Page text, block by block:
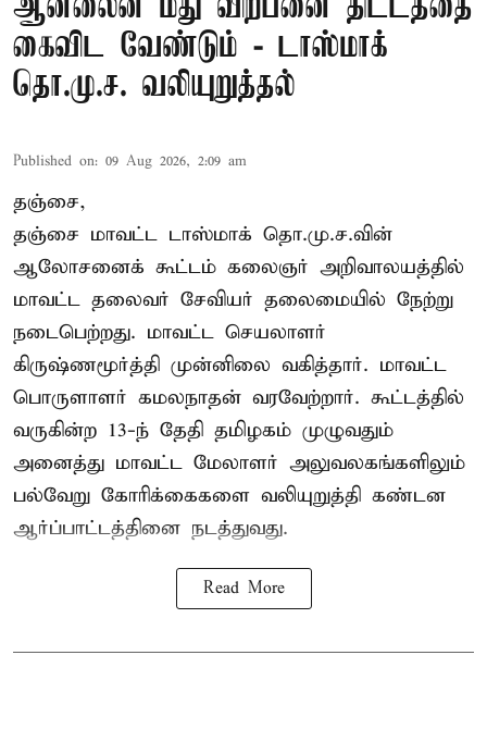
ஆன்லைன் மது விற்பனை திட்டத்தை
கைவிட வேண்டும் - டாஸ்மாக்
தொ.மு.ச. வலியுறுத்தல்
Published on: 09 Aug 2026, 2:09 am
தஞ்சை,
தஞ்சை மாவட்ட டாஸ்மாக் தொ.மு.ச.வின்
ஆலோசனைக் கூட்டம் கலைஞர் அறிவாலயத்தில்
மாவட்ட தலைவர் சேவியர் தலைமையில் நேற்று
நடைபெற்றது. மாவட்ட செயலாளர்
கிருஷ்ணமூர்த்தி முன்னிலை வகித்தார். மாவட்ட
பொருளாளர் கமலநாதன் வரவேற்றார். கூட்டத்தில்
வருகின்ற 13-ந் தேதி தமிழகம் முழுவதும்
அனைத்து மாவட்ட மேலாளர் அலுவலகங்களிலும்
பல்வேறு கோரிக்கைகளை வலியுறுத்தி கண்டன
ஆர்ப்பாட்டத்தினை நடத்துவது.
Read More